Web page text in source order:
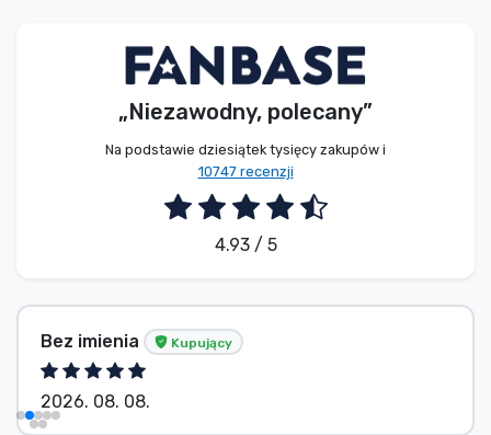
„Niezawodny, polecany”
Na podstawie dziesiątek tysięcy zakupów i
10747 recenzji
4.93 / 5
Bez imienia Kupujący
2026. 08. 08.